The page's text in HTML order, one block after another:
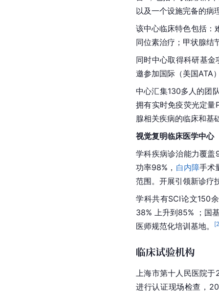
以及一个设施完备的病
该中心临床特色包括：
同位素治疗； 甲状腺结
同时中心取得科研基
邀参加国际（美国ATA
中心汇集130多人的团
拥有实时免疫荧光定量
腺相关疾病的临床和基
视觉复明临床医学中心
学科疾病诊治能力覆
功率98%， 白内障手术
范围。开展引领新诊疗
学科共有SCI论文150
38% 上升到85% ；国
医师规范化培训基地。
[
临床试验机构
上海市第十人民医院
进行认证现场检查，